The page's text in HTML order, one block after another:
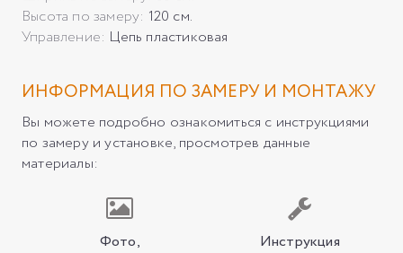
Высота по замеру: 120 см.
Управление: Цепь пластиковая
ИНФОРМАЦИЯ ПО ЗАМЕРУ И МОНТАЖУ
Вы можете подробно ознакомиться с инструкциями
по замеру и установке, просмотрев данные
материалы:
Фото,
Инструкция